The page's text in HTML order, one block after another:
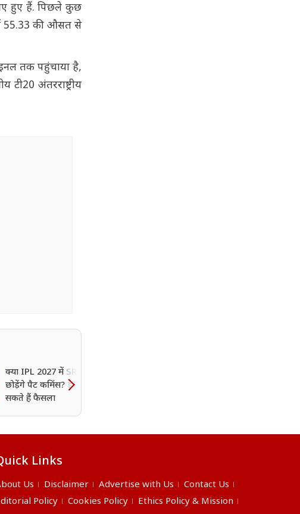
हुए हैं. पिछले कुछ
55.33 की औसत से
तक पहुंचाया है,
अंतरराष्ट्रीय
क्या IPL 2027 में SRH का साथ
छोड़ेंगे पैट कमिंस? इस कारण ले
सकते हैं फैसला
Links
Us Disclaimer Advertise with Us
Contact Us
Policy
Cookies Policy
Ethics Policy & Mission